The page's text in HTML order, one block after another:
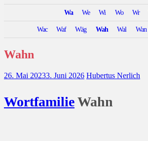
Wa We Wi Wo Wr
Wac Waf Wäg Wah Wal Wan
Wahn
26. Mai 20233. Juni 2026 Hubertus Nerlich
WortfamilieWahn